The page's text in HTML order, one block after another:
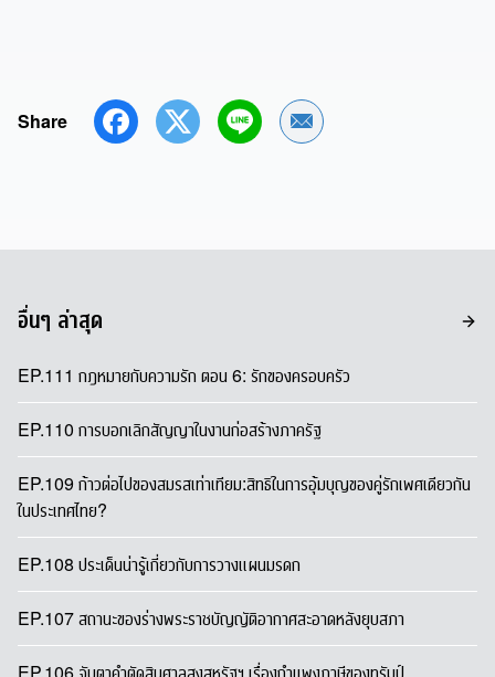
Share Share by Email
อื่นๆ ล่าสุด
EP.111 กฎหมายกับความรัก ตอน 6: รักของครอบครัว
EP.110 การบอกเลิกสัญญาในงานก่อสร้างภาครัฐ
EP.109 ก้าวต่อไปของสมรสเท่าเทียม:สิทธิในการอุ้มบุญของคู่รักเพศเดียวกัน
ในประเทศไทย?
EP.108 ประเด็นน่ารู้เกี่ยวกับการวางแผนมรดก
EP.107 สถานะของร่างพระราชบัญญัติอากาศสะอาดหลังยุบสภา